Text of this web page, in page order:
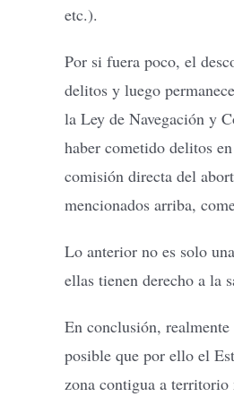
etc.).
Por si fuera poco, el
delitos y luego
la Ley de Navegación y
haber cometido delitos
comisión directa del
mencionados arriba,
Lo anterior no es solo
ellas tienen derecho a la
En conclusión,
posible que por ello el
zona contigua a territorio